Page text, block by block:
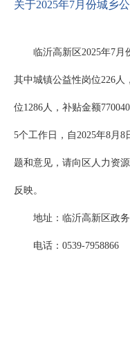
关于2025年7月份城乡
临沂高新区2025年7月
其中城镇公益性岗位226人
位1286人，补贴金额
5个工作日，自2025年8月8
题和意见，请向区人力资
反映。
地址：临沂高新区政
电话：0539-7958866
临沂高新区
2025